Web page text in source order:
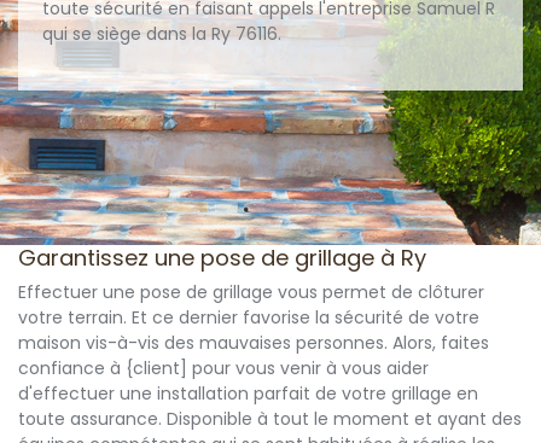
toute sécurité en faisant appels l'entreprise Samuel R
qui se siège dans la Ry 76116.
Garantissez une pose de grillage à Ry
Effectuer une pose de grillage vous permet de clôturer
votre terrain. Et ce dernier favorise la sécurité de votre
maison vis-à-vis des mauvaises personnes. Alors, faites
confiance à {client] pour vous venir à vous aider
d'effectuer une installation parfait de votre grillage en
toute assurance. Disponible à tout le moment et ayant des